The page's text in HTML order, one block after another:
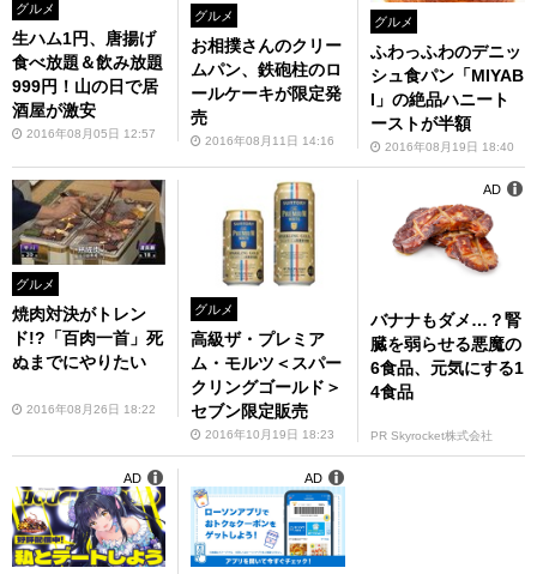
グルメ
生ハム1円、唐揚げ
食べ放題＆飲み放題
999円！山の日で居
酒屋が激安
2016年08月05日 12:57
グルメ
お相撲さんのクリー
ムパン、鉄砲柱のロ
ールケーキが限定発
売
2016年08月11日 14:16
グルメ
ふわっふわのデニッ
シュ食パン「MIYAB
I」の絶品ハニート
ーストが半額
2016年08月19日 18:40
グルメ
焼肉対決がトレン
ド!?「百肉一首」死
ぬまでにやりたい
2016年08月26日 18:22
グルメ
高級ザ・プレミア
ム・モルツ＜スパー
クリングゴールド＞
セブン限定販売
2016年10月19日 18:23
バナナもダメ…？腎
臓を弱らせる悪魔の
6食品、元気にする1
4食品
PR Skyrocket株式会社
AD
AD AD